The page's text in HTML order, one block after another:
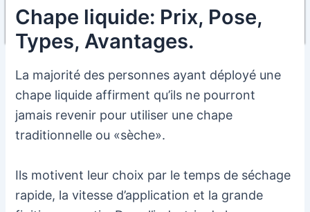
Chape liquide: Prix, Pose,
Types, Avantages.
La majorité des personnes ayant déployé une
chape liquide affirment qu’ils ne pourront
jamais revenir pour utiliser une chape
traditionnelle ou «sèche».
Ils motivent leur choix par le temps de séchage
rapide, la vitesse d’application et la grande